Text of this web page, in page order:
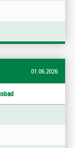
01.06.2026